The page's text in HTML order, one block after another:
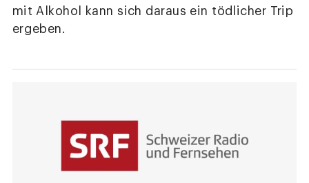
mit Alkohol kann sich daraus ein tödlicher Trip
ergeben.